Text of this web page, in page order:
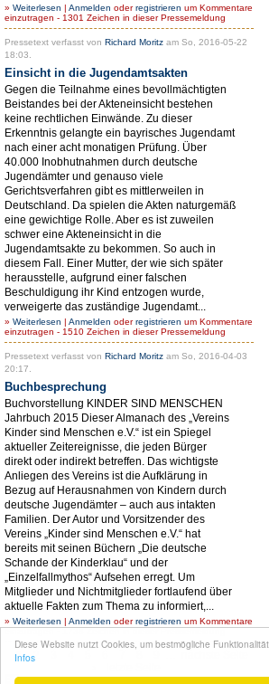
Diese Website nutzt Cookies, um bestmögliche
Infos
» Weiterlesen | Anmelden oderregistrieren um Kommentare
einzutragen - 1301 Zeichen in dieser Pressemeldung
Pressetext verfasst von Richard Moritz am So, 2016-05-22
18:03.
Einsicht in die Jugendamtsakten
Gegen die Teilnahme eines bevollmächtigten
Beistandes bei der Akteneinsicht bestehen
keine rechtlichen Einwände. Zu dieser
Erkenntnis gelangte ein bayrisches Jugendamt
nach einer acht monatigen Prüfung. Über
40.000 Inobhutnahmen durch deutsche
Jugendämter und genauso viele
Gerichtsverfahren gibt es mittlerweilen in
Deutschland. Da spielen die Akten naturgemäß
eine gewichtige Rolle. Aber es ist zuweilen
schwer eine Akteneinsicht in die
Jugendamtsakte zu bekommen. So auch in
diesem Fall. Einer Mutter, der wie sich später
herausstelle, aufgrund einer falschen
Beschuldigung ihr Kind entzogen wurde,
verweigerte das zuständige Jugendamt...
» Weiterlesen | Anmelden oderregistrieren um Kommentare
einzutragen - 1510 Zeichen in dieser Pressemeldung
Pressetext verfasst von Richard Moritz am So, 2016-04-03
20:17.
Buchbesprechung
Buchvorstellung KINDER SIND MENSCHEN
Jahrbuch 2015 Dieser Almanach des „Vereins
Kinder sind Menschen e.V.“ ist ein Spiegel
aktueller Zeitereignisse, die jeden Bürger
direkt oder indirekt betreffen. Das wichtigste
Anliegen des Vereins ist die Aufklärung in
Bezug auf Herausnahmen von Kindern durch
deutsche Jugendämter – auch aus intakten
Familien. Der Autor und Vorsitzender des
Vereins „Kinder sind Menschen e.V.“ hat
bereits mit seinen Büchern „Die deutsche
Schande der Kinderklau“ und der
„Einzelfallmythos“ Aufsehen erregt. Um
Mitglieder und Nichtmitglieder fortlaufend über
aktuelle Fakten zum Thema zu informiert,...
» Weiterlesen | Anmelden oderregistrieren um Kommentare
einzutragen - 1738 Zeichen in dieser Pressemeldung
1 2